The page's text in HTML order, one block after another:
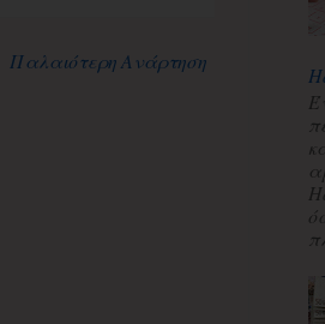
Παλαιότερη Ανάρτηση